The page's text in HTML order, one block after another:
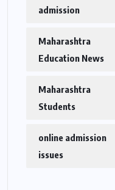
admission
Maharashtra
Education News
Maharashtra
Students
online admission
issues